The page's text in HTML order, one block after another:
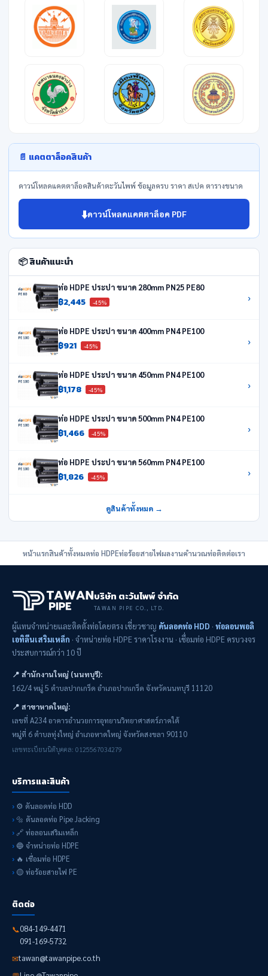
📄 แคตตาล็อคสินค้า
ดาวน์โหลดแคตตาล็อคสินค้าตะวันไพพ์ ข้อมูลครบ ราคา สเปค ตารางขนาด
⬇️ดาวน์โหลดแคตตาล็อค PDF
📦 สินค้าแนะนำ
ท่อ HDPE ประปา ขนาด 280mm PN25 PE80
฿2,445 -45% ›
ท่อ HDPE ประปา ขนาด 400mm PN4 PE100
฿921 -45% ›
ท่อ HDPE ประปา ขนาด 450mm PN4 PE100
฿1,178 -45% ›
ท่อ HDPE ประปา ขนาด 500mm PN4 PE100
฿1,466 -45% ›
ท่อ HDPE ประปา ขนาด 560mm PN4 PE100
฿1,826 -45% ›
ดูสินค้าทั้งหมด →
หน้าแรกสินค้าทั้งหมดท่อ HDPEท่อร้อยสายไฟผลงานคำนวณท่อติดต่อเรา
บริษัท ตะวันไพพ์ จำกัด
TAWAN PIPE CO., LTD.
ผู้แทนจำหน่ายและติดตั้งท่อโดยตรง เชี่ยวชาญ ดันลอดท่อ HDD · ท่อลอนพอลิ
เอทิลีนเสริมเหล็ก · จำหน่ายท่อ HDPE ราคาโรงงาน · เชื่อมท่อ HDPE ครบวงจร
ประสบการณ์กว่า 10 ปี
📍 สำนักงานใหญ่ (นนทบุรี):
162/4 หมู่ 5 ตำบลปากเกร็ด อำเภอปากเกร็ด จังหวัดนนทบุรี 11120
📍 สาขาหาดใหญ่:
เลขที่ A234 อาคารอำนวยการอุทยานวิทยาศาสตร์ภาคใต้
หมู่ที่ 6 ตำบลทุ่งใหญ่ อำเภอหาดใหญ่ จังหวัดสงขลา 90110
เลขทะเบียนนิติบุคคล: 0125567034279
บริการและสินค้า
⚙️ ดันลอดท่อ HDD
🔩 ดันลอดท่อ Pipe Jacking
🔗 ท่อลอนเสริมเหล็ก
🔵 จำหน่ายท่อ HDPE
🔥 เชื่อมท่อ HDPE
🟡 ท่อร้อยสายไฟ PE
ติดต่อ
📞084-149-4471
091-169-5732
✉tawan@tawanpipe.co.th